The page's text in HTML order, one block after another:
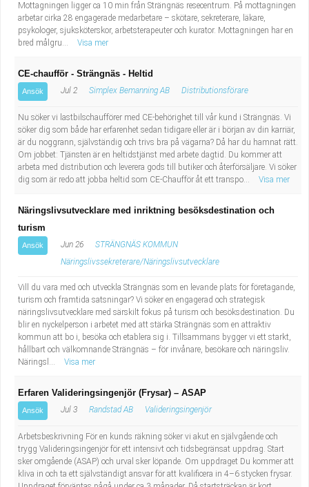
Mottagningen ligger ca 10 min från Strängnäs resecentrum. På mottagningen
arbetar cirka 28 engagerade medarbetare – skötare, sekreterare, läkare,
psykologer, sjuksköterskor, arbetsterapeuter och kurator. Mottagningen har en
bred målgru...
Visa mer
CE-chaufför - Strängnäs - Heltid
Ansök Jul 2 Simplex Bemanning AB Distributionsförare
Nu söker vi lastbilschaufförer med CE-behörighet till vår kund i Strängnäs. Vi
söker dig som både har erfarenhet sedan tidigare eller är i början av din karriär,
är du noggrann, självständig och trivs bra på vägarna? Då har du hamnat rätt.
Om jobbet: Tjänsten är en heltidstjänst med arbete dagtid. Du kommer att
arbeta med distribution och leverera gods till butiker och återförsäljare. Vi söker
dig som är redo att jobba heltid som CE-Chaufför åt ett transpo...
Visa mer
Näringslivsutvecklare med inriktning besöksdestination och
turism
Ansök Jun 26
STRÄNGNÄS KOMMUN
Näringslivssekreterare/Näringslivsutvecklare
Vill du vara med och utveckla Strängnäs som en levande plats för företagande,
turism och framtida satsningar? Vi söker en engagerad och strategisk
näringslivsutvecklare med särskilt fokus på turism och besöksdestination. Du
blir en nyckelperson i arbetet med att stärka Strängnäs som en attraktiv
kommun att bo i, besöka och etablera sig i. Tillsammans bygger vi ett starkt,
hållbart och välkomnande Strängnäs – för invånare, besökare och näringsliv.
Näringsl...
Visa mer
Erfaren Valideringsingenjör (Frysar) – ASAP
Ansök Jul 3 Randstad AB Valideringsingenjör
Arbetsbeskrivning För en kunds räkning söker vi akut en självgående och
trygg Valideringsingenjör för ett intensivt och tidsbegränsat uppdrag. Start
sker omgående (ASAP) och urval sker löpande. Om uppdraget Du kommer att
kliva in och ta ett självständigt ansvar för att kvalificera in 4–6 stycken frysar.